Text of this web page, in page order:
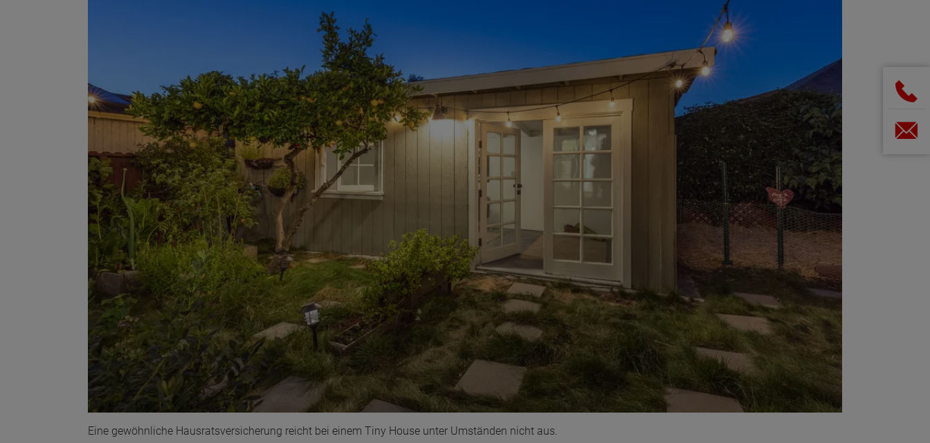
Eine gewöhnliche Hausratsversicherung reicht bei einem Tiny House unter Umständen nicht aus.